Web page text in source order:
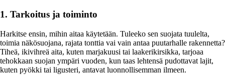
1. Tarkoitus ja toiminto
Harkitse ensin, mihin aitaa käytetään. Tuleeko sen suojata tuulelta,
toimia näkösuojana, rajata tonttia vai vain antaa puutarhalle rakennetta?
Tiheä, ikivihreä aita, kuten marjakuusi tai laakerikirsikka, tarjoaa
tehokkaan suojan ympäri vuoden, kun taas lehtensä pudottavat lajit,
kuten pyökki tai ligusteri, antavat luonnollisemman ilmeen.